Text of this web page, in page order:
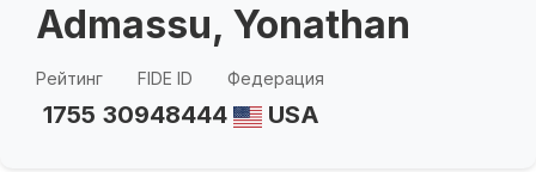
Admassu, Yonathan
Рейтинг
1755
FIDE ID
30948444
Федерация
USA